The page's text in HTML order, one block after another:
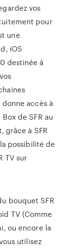
vos
pour
une
iOS
destinée à
donne accès à
de SFR au
grâce à SFR
possibilité de
TV sur
bouquet SFR
TV (Comme
ou encore la
utilisez